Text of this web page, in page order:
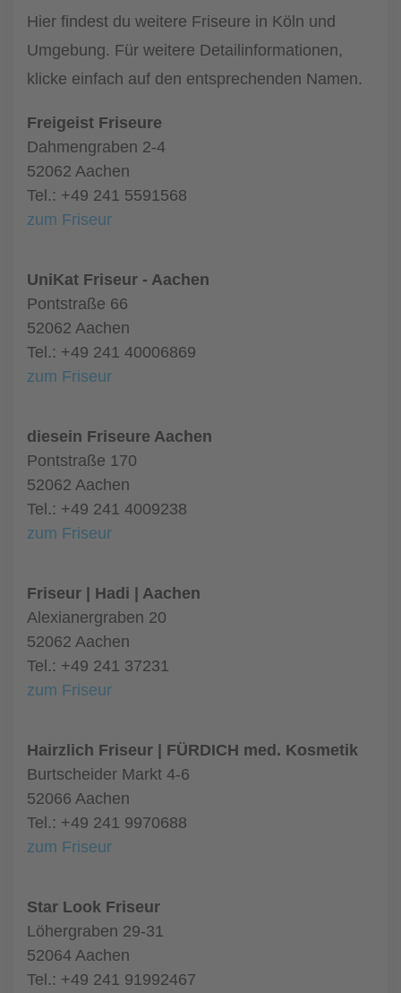
Hier findest du weitere Friseure in Köln und
Umgebung. Für weitere Detailinformationen,
klicke einfach auf den entsprechenden Namen.
Freigeist Friseure
Dahmengraben 2-4
52062 Aachen
Tel.: +49 241 5591568
zum Friseur
UniKat Friseur - Aachen
Pontstraße 66
52062 Aachen
Tel.: +49 241 40006869
zum Friseur
diesein Friseure Aachen
Pontstraße 170
52062 Aachen
Tel.: +49 241 4009238
zum Friseur
Friseur | Hadi | Aachen
Alexianergraben 20
52062 Aachen
Tel.: +49 241 37231
zum Friseur
Hairzlich Friseur | FÜRDICH med. Kosmetik
Burtscheider Markt 4-6
52066 Aachen
Tel.: +49 241 9970688
zum Friseur
Star Look Friseur
Löhergraben 29-31
52064 Aachen
Tel.: +49 241 91992467